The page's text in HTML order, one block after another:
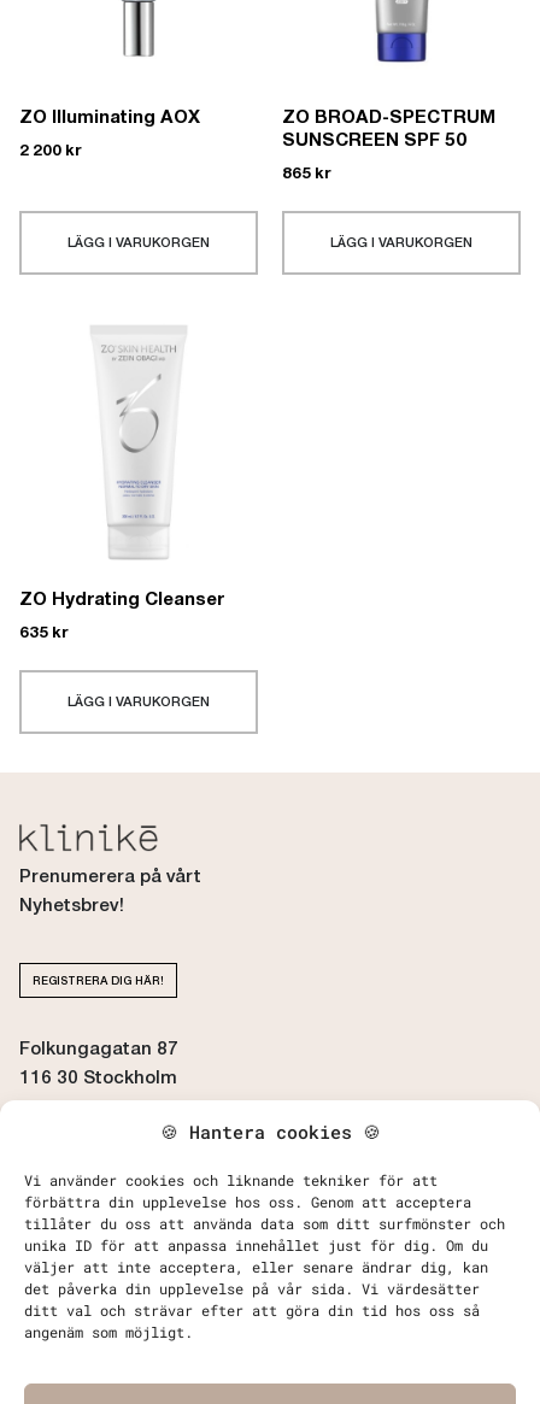
🍪 Hantera cookies 🍪
Vi använder cookies och liknande tekniker för att
förbättra din upplevelse hos oss. Genom att acceptera
tillåter du oss att använda data som ditt surfmönster och
unika ID för att anpassa innehållet just för dig. Om du
väljer att inte acceptera, eller senare ändrar dig, kan
det påverka din upplevelse på vår sida. Vi värdesätter
ditt val och strävar efter att göra din tid hos oss så
angenäm som möjligt.
ZO Illuminating AOX
2 200 kr
LÄGG I VARUKORGEN
ZO BROAD-SPECTRUM
SUNSCREEN SPF 50
865 kr
LÄGG I VARUKORGEN
ZO Hydrating Cleanser
635 kr
LÄGG I VARUKORGEN
Prenumerera på vårt
Nyhetsbrev!
REGISTRERA DIG HÄR!
Folkungagatan 87
116 30 Stockholm
Kontakta Oss
Behandlingar